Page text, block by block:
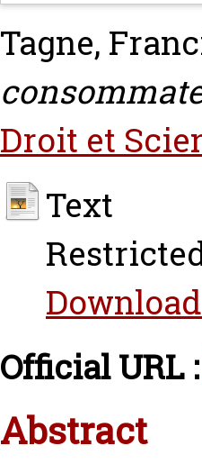
Tagne,
Droit et
Text
Official URL :
Abstract